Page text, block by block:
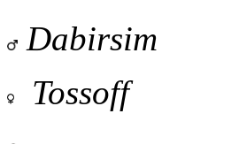
Dabirsim
Tossoff